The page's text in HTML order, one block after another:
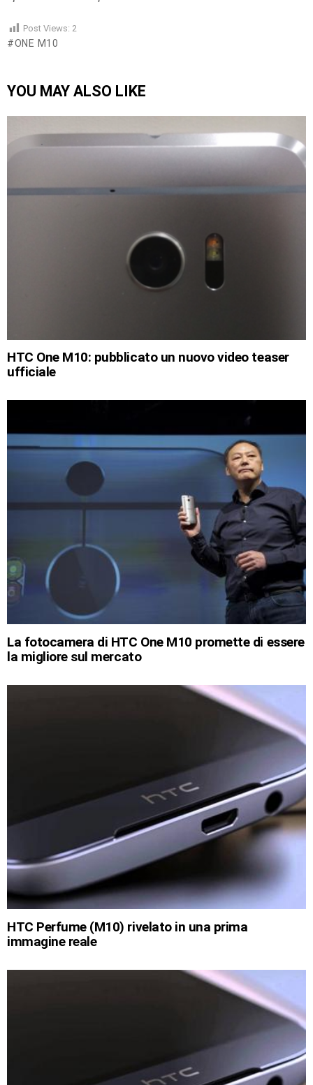
Post Views: 2
ONE M10
YOU MAY ALSO LIKE
HTC One M10: pubblicato un nuovo video teaser
ufficiale
La fotocamera di HTC One M10 promette di essere
la migliore sul mercato
HTC Perfume (M10) rivelato in una prima
immagine reale